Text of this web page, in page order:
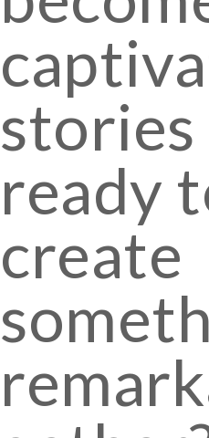
ready
create